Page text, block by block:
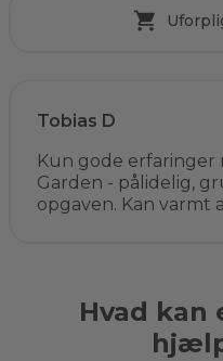
Tobias D
Kun gode erfaringer
Garden - pålidelig,
opgaven. Kan varmt
Hvad kan